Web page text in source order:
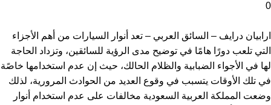
0
ارابيان درايف – السائق العربي – تعد أنوار السيارات من أهم الأجزاء
التي تلعب دورًا هامًا في توضيح مدى الرؤية للسائقين، وتزداد الحاجة
لها في الأجواء الضبابية والظلام الحالك، حيث إن عدم استخدامها خاصًة
في تلك الأوقات يتسبب في وقوع العديد من الحوادث المرورية، لذلك
وضعت المملكة العربية السعودية مخالفات على عدم استخدام أنوار